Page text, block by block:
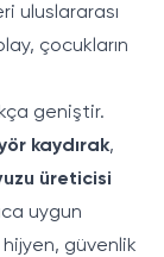
uluslararası
, çocukların
geniştir.
kaydırak,
üreticisi
uygun
güvenlik